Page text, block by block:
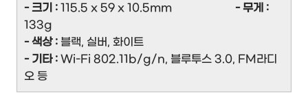
- 크기 : 115.5 x 59 x 10.5mm - 무게 :
133g
- 색상 : 블랙, 실버, 화이트
- 기타 : Wi-Fi 802.11b/g/n, 블루투스 3.0, FM라디
오 등